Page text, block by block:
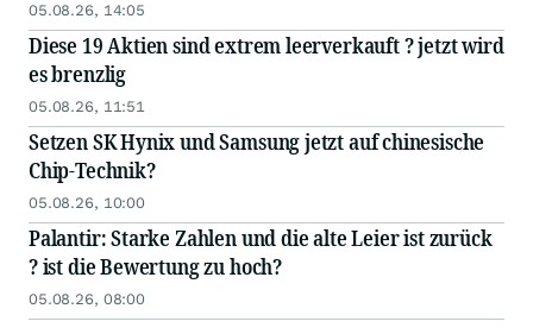
05.08.26, 14:05
Diese 19 Aktien sind extrem leerverkauft ? jetzt wird
es brenzlig
05.08.26, 11:51
Setzen SK Hynix und Samsung jetzt auf chinesische
Chip-Technik?
05.08.26, 10:00
Palantir: Starke Zahlen und die alte Leier ist zurück
? ist die Bewertung zu hoch?
05.08.26, 08:00